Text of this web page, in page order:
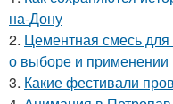
на-Дону
2. Цементная смесь для
о выборе и применении
3. Какие фестивали